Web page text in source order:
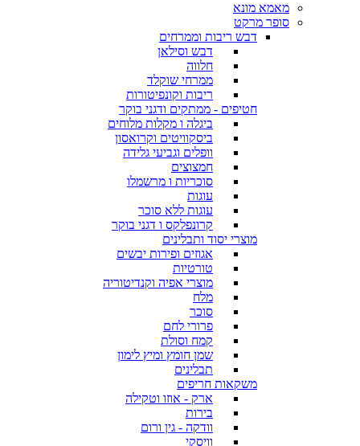
מאמא מונא
סופר מרקט
דבש ריבות וממרחים
דבש וסילאן
חלווה
ממרחי שוקלד
ריבות וקונפיטורות
חטיפים - ממתקים ודגני בוקר
ביגלה ו מקלות מלוחים
ביסקוויטים וקרואסון
וופלים וגביעי גלידה
חמצוצים
סוכריות ו מרשמלו
עוגות
עוגות ללא סוכר
קרונפלקס ו דגני בוקר
מוצרי יסוד ותבלינים
אגוזים ופירות יבשים
טורטיות
מוצרי אפיה וקנדיטוריה
מלח
סוכר
פרורי לחם
קמח וסולת
שמן חומץ ומיץ לימון
תבלינים
משקאות חריפים
ארק - אוזו וטקילה
בירות
וודקה - גין ורום
וויסקי